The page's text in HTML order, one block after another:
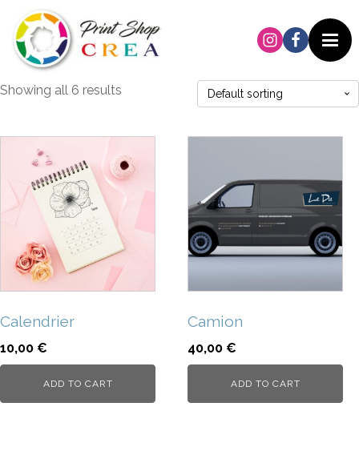
Showing all 6 results
Calendrier
10,00 €
ADD TO CART
Camion
40,00 €
ADD TO CART